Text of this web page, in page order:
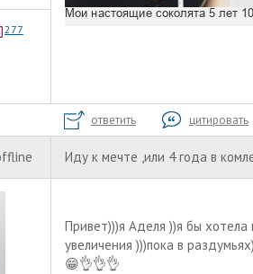
277
ответить цитировать
Иду к мечте ,или 4 года в
Привет)))я Аделя ))я бы
увеличения )))пока в
😁👌👌👌